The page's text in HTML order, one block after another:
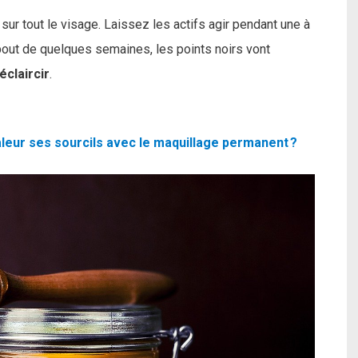
tout le visage. Laissez les actifs agir pendant une à
de quelques semaines, les points noirs vont
.
ses sourcils avec le maquillage permanent ?